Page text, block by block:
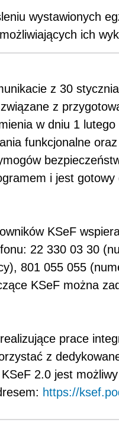
wystawionych
ich
z 30
z
w dniu 1
funkcjonalne
i jest
KSeF
22 330 03 30
801 055 055
KSeF można
prace
z
2.0 jest
https://